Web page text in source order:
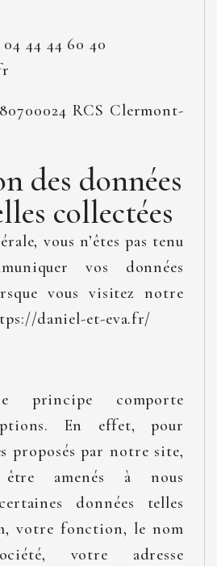
44 44 60 40
RCS Clermont-
des données
collectées
vous n’êtes pas tenu
vos données
vous visitez notre
daniel-et-eva.fr/
principe comporte
En effet, pour
proposés par notre site,
être amenés à nous
données telles
votre fonction, le nom
votre adresse